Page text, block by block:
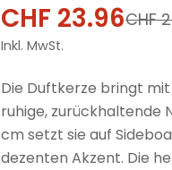
CHF 23.96
Regulärer
Preis
CHF
Inkl. MwSt.
Die Duftkerze bringt
ruhige, zurückhaltende
cm setzt sie auf
dezenten Akzent. Die